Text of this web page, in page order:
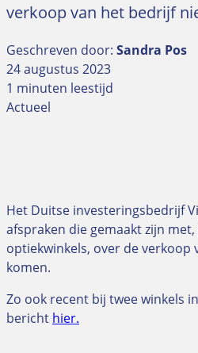
verkoop van het bedrijf
Geschreven door: Sandra Pos
24 augustus 2023
1 minuten leestijd
Actueel
Het Duitse investeringsbedrijf
afspraken die gemaakt zijn
optiekwinkels, over de
komen.
Zo ook recent bij twee winkels
bericht hier.